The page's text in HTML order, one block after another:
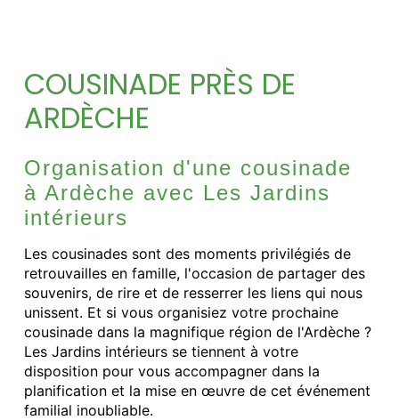
COUSINADE PRÈS DE
ARDÈCHE
Organisation d'une cousinade
à Ardèche avec Les Jardins
intérieurs
Les cousinades sont des moments privilégiés de
retrouvailles en famille, l'occasion de partager des
souvenirs, de rire et de resserrer les liens qui nous
unissent. Et si vous organisiez votre prochaine
cousinade dans la magnifique région de l'Ardèche ?
Les Jardins intérieurs se tiennent à votre
disposition pour vous accompagner dans la
planification et la mise en œuvre de cet événement
familial inoubliable.